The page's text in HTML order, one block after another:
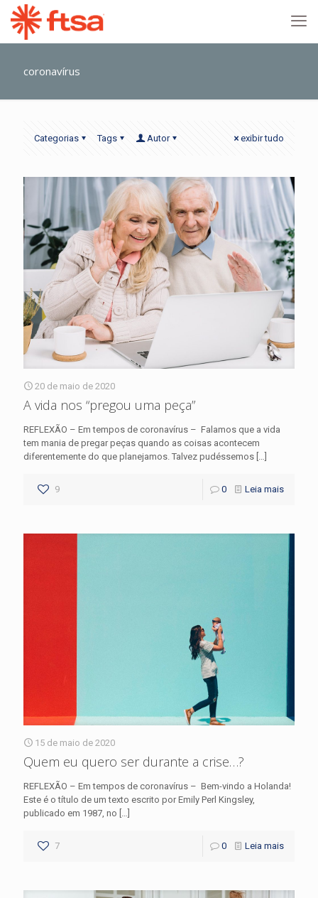
coronavírus
Categorias Tags Autor exibir tudo
20 de maio de 2020
A vida nos “pregou uma peça”
REFLEXÃO – Em tempos de coronavírus – Falamos que a vida
tem mania de pregar peças quando as coisas acontecem
diferentemente do que planejamos. Talvez pudéssemos
9 0 Leia mais
15 de maio de 2020
Quem eu quero ser durante a crise…?
REFLEXÃO – Em tempos de coronavírus – Bem-vindo a Holanda!
Este é o título de um texto escrito por Emily Perl Kingsley,
publicado em 1987, no […]
7 0 Leia mais